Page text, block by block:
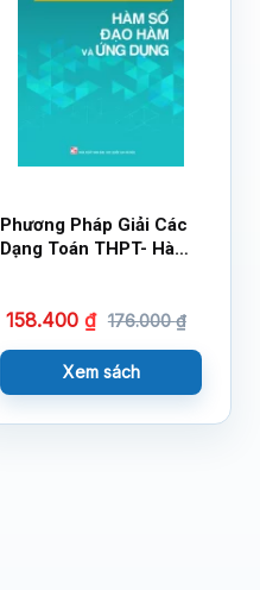
Phương Pháp Giải Các
Dạng Toán THPT- Hàm
158.400 ₫ 176.000₫
Xem sách